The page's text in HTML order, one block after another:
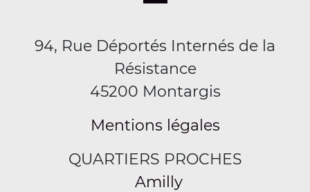
94, Rue Déportés Internés de la
Résistance
45200 Montargis
Mentions légales
QUARTIERS PROCHES
Amilly